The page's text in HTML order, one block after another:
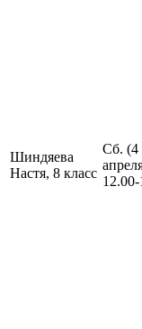
Шиндяева
Настя, 8 класс
Сб. (4